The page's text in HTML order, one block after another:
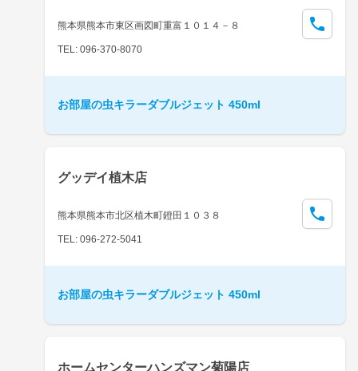
熊本県熊本市東区画図町重富１０１４－８
TEL: 096-370-8070
お部屋の虫キラーダブルジェット 450ml
グッデイ植木店
熊本県熊本市北区植木町鐙田１０３８
TEL: 096-272-5041
お部屋の虫キラーダブルジェット 450ml
ホームセンターハンズマン菊陽店